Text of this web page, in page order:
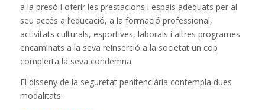
a la presó i oferir les prestacions i espais adequats per al
seu accés a l’educació, a la formació professional,
activitats culturals, esportives, laborals i altres programes
encaminats a la seva reinserció a la societat un cop
complerta la seva condemna.
El disseny de la seguretat penitenciària contempla dues
modalitats: